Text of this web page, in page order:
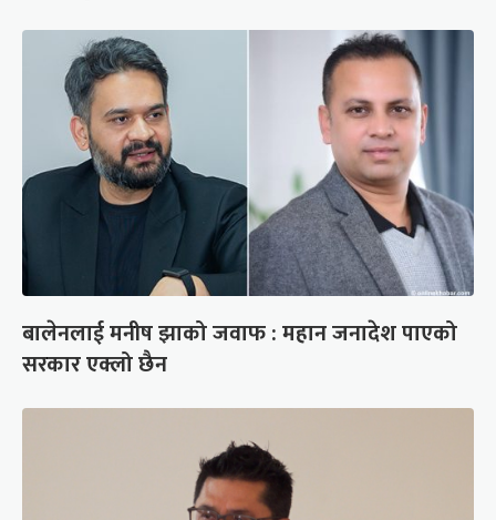
बालेनलाई मनीष झाको जवाफ : महान जनादेश पाएको
सरकार एक्लो छैन